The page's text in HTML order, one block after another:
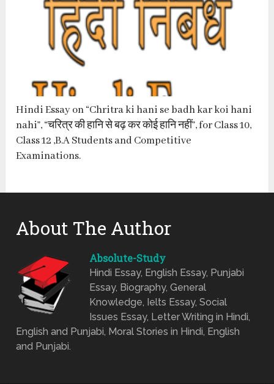
Hindi Essay on “Chritra ki hani se badh kar koi hani
nahi”, “चरित्र की हानि से बढ़ कर कोई हानि नहीं”, for Class 10,
Class 12 ,B.A Students and Competitive
Examinations.
About The Author
Absolute-Study
Hindi Essay, English Essay, Punjabi
Essay, Biography, General
Knowledge, Ielts Essay, Social
Issues Essay, Letter Writing in Hindi,
English and Punjabi, Moral Stories in Hindi, English
and Punjabi.